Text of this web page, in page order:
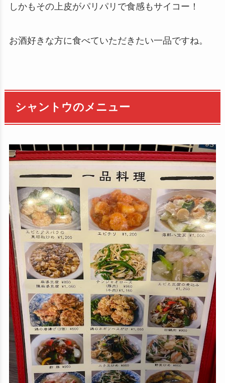
しかもその上皮がパリパリで食感もサイコー！
お酒好きな方に食べていただきたい一品ですね。
シャントウのメニュー